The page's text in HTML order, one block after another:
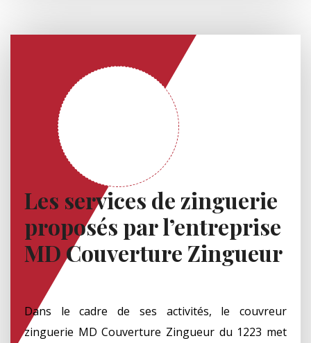
Les services de zinguerie
proposés par l’entreprise
MD Couverture Zingueur
Dans le cadre de ses activités, le couvreur
zinguerie MD Couverture Zingueur du 1223 met